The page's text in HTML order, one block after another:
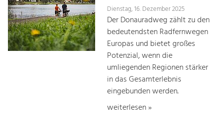
Soziales, Bildung &
Identität
Gleichberechtigung, Jugend und
Mobilität & Energie
Klimawandel, öffentlicher Verkehr und
Dienstag, 16. Dezember 2025
Der Donauradweg zählt zu den
bedeutendsten Radfernwegen
Europas und bietet großes
Potenzial, wenn die
umliegenden Regionen stärker
in das Gesamterlebnis
eingebunden werden.
weiterlesen »